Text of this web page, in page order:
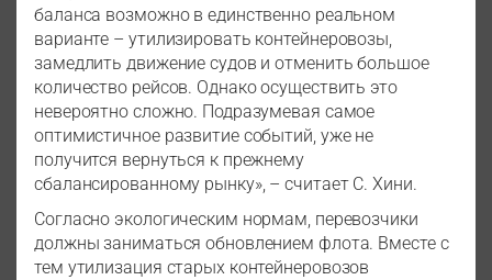
баланса возможно в единственно реальном
варианте – утилизировать контейнеровозы,
замедлить движение судов и отменить большое
количество рейсов. Однако осуществить это
невероятно сложно. Подразумевая самое
оптимистичное развитие событий, уже не
получится вернуться к прежнему
сбалансированному рынку», – считает С. Хини.
Согласно экологическим нормам, перевозчики
должны заниматься обновлением флота. Вместе с
тем утилизация старых контейнеровозов